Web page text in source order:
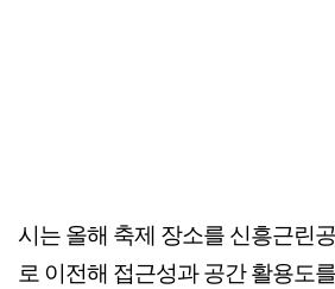
시는 올해 축제 장소를 신흥근린
로 이전해 접근성과 공간 활용도